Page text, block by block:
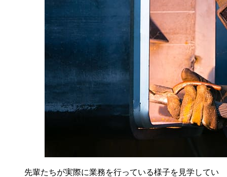
先輩たちが実際に業務を行っている様子を見学してい